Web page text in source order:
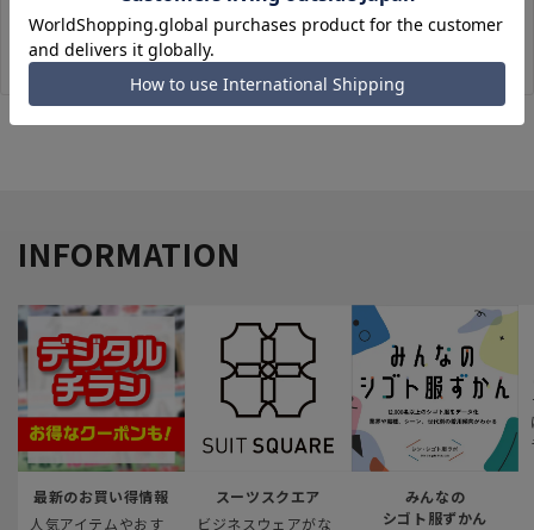
INFORMATION
最新のお買い得情報
人気アイテムやおす
スーツスクエア
ビジネスウェアがな
みんなの
シゴト服ずかん